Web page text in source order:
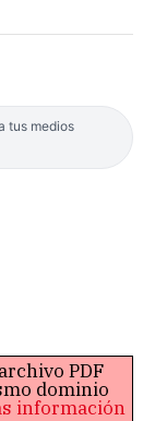
tus medios
PDF
dominio
información